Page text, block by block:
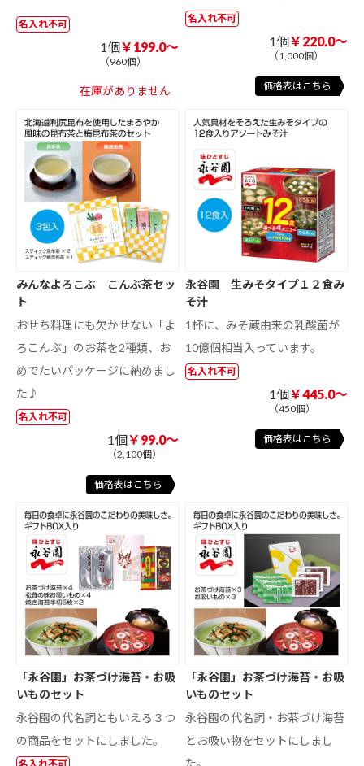
名入れ不可
1個￥199.0～
（960個）
在庫がありません
名入れ不可
1個￥220.0～
（1,000個）
価格表はこちら
みんなよろこぶ こんぶ茶セッ
ト
おせち料理にも欠かせない「よ
ろこんぶ」のお茶を2種類、お
めでたいパッケージに納めまし
た♪
名入れ不可
1個￥99.0～
（2,100個）
価格表はこちら
永谷園 生みそタイプ１２食み
そ汁
1杯に、みそ蔵由来の乳酸菌が
10億個相当入っています。
名入れ不可
1個￥445.0～
（450個）
価格表はこちら
「永谷園」お茶づけ海苔・お吸
いものセット
永谷園の代名詞ともいえる３つ
の商品をセットにしました。
「永谷園」お茶づけ海苔・お吸
いものセット
永谷園の代名詞・お茶づけ海苔
とお吸い物をセットにしまし